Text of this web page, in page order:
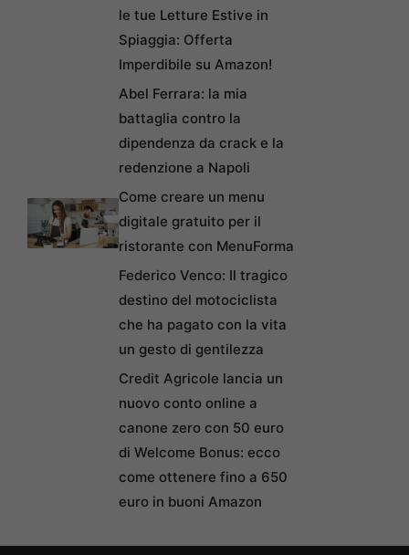
le tue Letture Estive in
Spiaggia: Offerta
Imperdibile su Amazon!
Abel Ferrara: la mia
battaglia contro la
dipendenza da crack e la
redenzione a Napoli
Come creare un menu
digitale gratuito per il
ristorante con MenuForma
Federico Venco: Il tragico
destino del motociclista
che ha pagato con la vita
un gesto di gentilezza
Credit Agricole lancia un
nuovo conto online a
canone zero con 50 euro
di Welcome Bonus: ecco
come ottenere fino a 650
euro in buoni Amazon